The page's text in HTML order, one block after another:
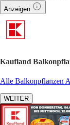
Anzeigen
Kaufland
Alle Balkonpflanzen
WEITER